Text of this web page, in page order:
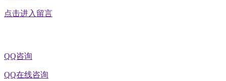
点击进入留言
QQ咨询
QQ在线咨询